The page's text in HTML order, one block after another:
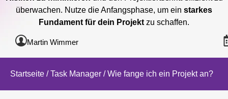
überwachen. Nutze die Anfangsphase, um ein starkes
Fundament für dein Projektzu schaffen.
Martin Wimmer
Startseite / Task Manager / Wie fange ich ein Projekt an?